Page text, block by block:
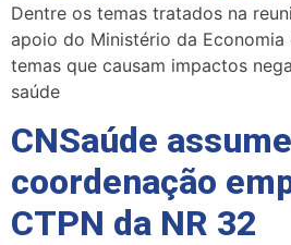
Dentre os temas tratados na
apoio do Ministério da
temas que causam impactos
saúde
CNSaúde
coordenação
CTPN da NR 32